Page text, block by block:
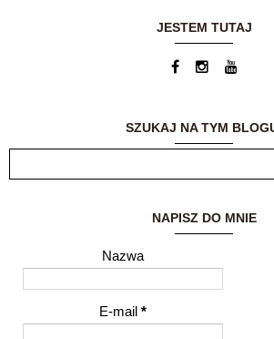
dodatkowym
zajęciem... Dzisiaj
pasją. Możliwość
innymi ludźmi to dla
mnie ogromne
JESTEM TUTAJ
SZUKAJ NA TYM
NAPISZ DO MNIE
Nazwa
E-mail *